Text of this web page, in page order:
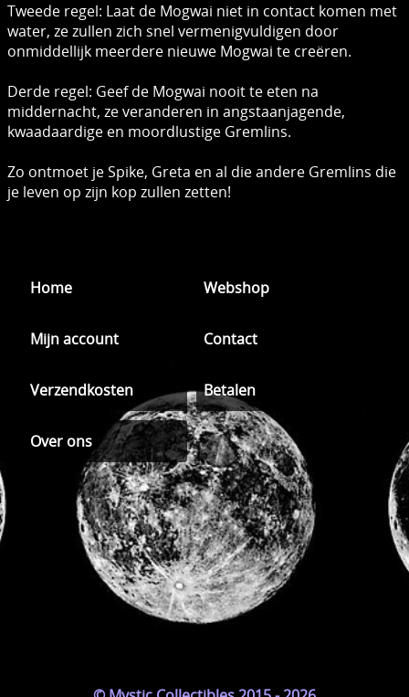
Tweede regel: Laat de Mogwai niet in contact komen met
water, ze zullen zich snel vermenigvuldigen door
onmiddellijk meerdere nieuwe Mogwai te creëren.
Derde regel: Geef de Mogwai nooit te eten na
middernacht, ze veranderen in angstaanjagende,
kwaadaardige en moordlustige Gremlins.
Zo ontmoet je Spike, Greta en al die andere Gremlins die
je leven op zijn kop zullen zetten!
Home Webshop
Mijn account Contact
Verzendkosten Betalen
Over ons